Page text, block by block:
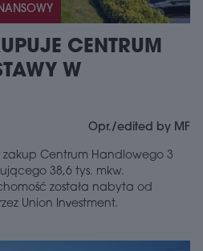
CENTRUM
W
Opr./edited by MF
zakup Centrum Handlowego 3
38,6 tys. mkw.
została nabyta od
Union Investment.